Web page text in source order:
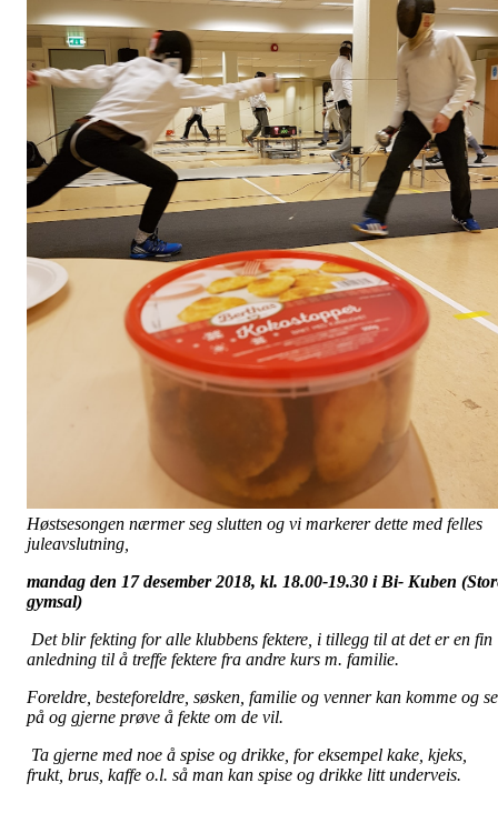
Høstsesongen nærmer seg slutten og vi markerer dette med felles
juleavslutning,
mandag den 17 desember 2018, kl. 18.00-19.30 i Bi- Kuben
gymsal)
Det blir fekting for alle klubbens fektere, i tillegg til at det er en fin
anledning til å treffe fektere fra andre kurs m. familie.
Foreldre, besteforeldre, søsken, familie og venner kan komme og se
på og gjerne prøve å fekte om de vil.
Ta gjerne med noe å spise og drikke, for eksempel kake, kjeks,
frukt, brus, kaffe o.l. så man kan spise og drikke litt underveis.